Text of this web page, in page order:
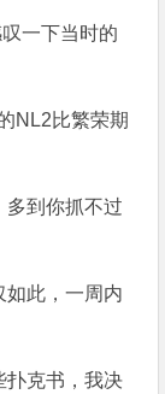
一下当时的
NL2比繁荣期
到你抓不过
此，一周内
克书，我决